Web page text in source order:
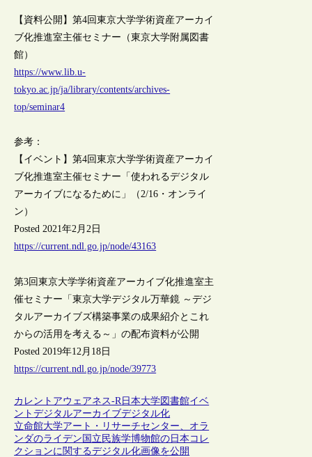
【資料公開】第4回東京大学学術資産アーカイ
ブ化推進室主催セミナー（東京大学附属図書
館）
https://www.lib.u-
tokyo.ac.jp/ja/library/contents/archives-
top/seminar4
参考：
【イベント】第4回東京大学学術資産アーカイ
ブ化推進室主催セミナー「使われるデジタル
アーカイブになるために」（2/16・オンライ
ン）
Posted 2021年2月2日
https://current.ndl.go.jp/node/43163
第3回東京大学学術資産アーカイブ化推進室主
催セミナー「東京大学デジタル万華鏡 ～デジ
タルアーカイブズ構築事業の成果紹介とこれ
からの活用を考える～」の配布資料が公開
Posted 2019年12月18日
https://current.ndl.go.jp/node/39773
カレントアウェアネス-R 日本大学図書館イベ
ントデジタルアーカイブデジタル化
立命館大学アート・リサーチセンター、オラ
ンダのライデン国立民族学博物館の日本コレ
クションに関するデジタル化画像を公開